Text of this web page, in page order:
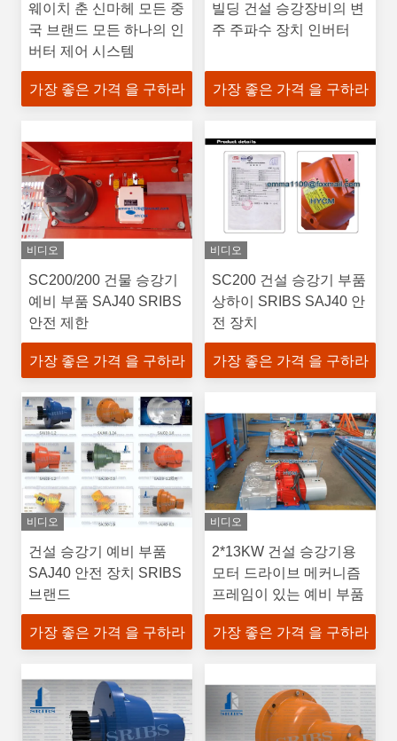
웨이치 춘 신마헤 모든 중
국 브랜드 모든 하나의 인
버터 제어 시스템
가장 좋은 가격 을 구하라
빌딩 건설 승강장비의 변
주 주파수 장치 인버터
가장 좋은 가격 을 구하라
비디오
SC200/200 건물 승강기
예비 부품 SAJ40 SRIBS
안전 제한
가장 좋은 가격 을 구하라
비디오
SC200 건설 승강기 부품
상하이 SRIBS SAJ40 안
전 장치
가장 좋은 가격 을 구하라
비디오
건설 승강기 예비 부품
SAJ40 안전 장치 SRIBS
브랜드
가장 좋은 가격 을 구하라
비디오
2*13KW 건설 승강기용
모터 드라이브 메커니즘
프레임이 있는 예비 부품
가장 좋은 가격 을 구하라